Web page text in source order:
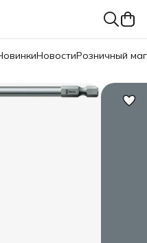
НовостиРозничный